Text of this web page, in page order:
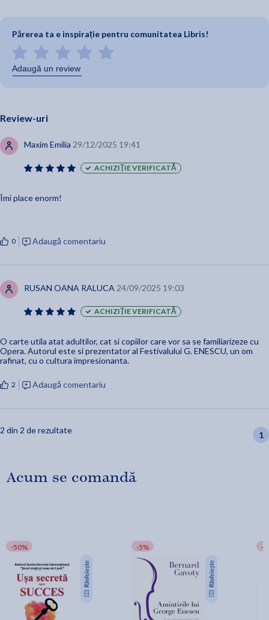
Părerea ta e inspirație pentru comunitatea Libris!
Adaugă un review
Review-uri
Maxim Emilia 29/12/2025 19:41
ACHIZIȚIE VERIFICATĂ
Îmi place enorm!
0 Adaugă comentariu
RUSAN OANA RALUCA 24/09/2025 19:03
ACHIZIȚIE VERIFICATĂ
O carte utila atat adultilor, cat si copiilor care vor sa se familiarizeze cu
Opera. Autorul este si prezentator al Festivalului G. ENESCU, un om
rafinat, cu o cultura impresionanta.
2 Adaugă comentariu
2 din 2 de rezultate 1
Acum se comandă
-50% -5% -